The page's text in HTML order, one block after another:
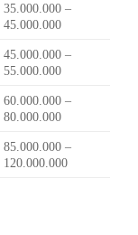
35.000.000 –
45.000.000
45.000.000 –
55.000.000
60.000.000 –
80.000.000
85.000.000 –
120.000.000